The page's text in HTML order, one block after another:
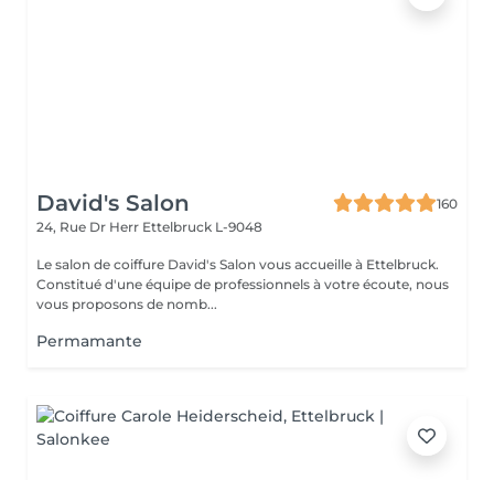
David's Salon
160
24, Rue Dr Herr Ettelbruck L-9048
Le salon de coiffure David's Salon vous accueille à Ettelbruck.
Constitué d'une équipe de professionnels à votre écoute, nous
vous proposons de nomb...
Permamante